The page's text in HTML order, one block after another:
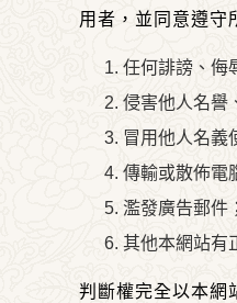
用者，並同意遵守
任何誹謗、侮
侵害他人名譽
冒用他人名義
傳輸或散佈電
濫發廣告郵件
其他本網站有
判斷權完全以本網